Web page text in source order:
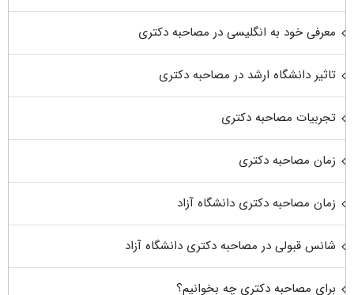
معرفی خود به انگلیسی در مصاحبه دکتری
تاثیر دانشگاه ارشد در مصاحبه دکتری
تجربیات مصاحبه دکتری
زمان مصاحبه دکتری
زمان مصاحبه دکتری دانشگاه آزاد
شانس قبولی در مصاحبه دکتری دانشگاه آزاد
برای مصاحبه دکتری چه بخوانیم؟